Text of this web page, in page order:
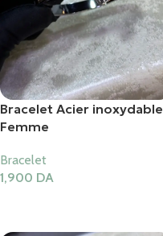
Bracelet Acier inoxydable
Femme
Bracelet
1,900 DA